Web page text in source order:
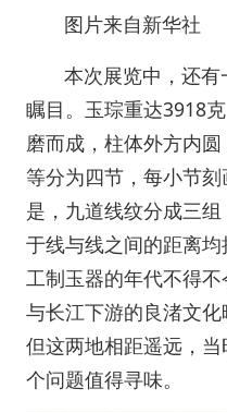
图片来自新华社
本次展览中，还
瞩目。玉琮重达3918
磨而成，柱体外方内
等分为四节，每小节
是，九道线纹分成三
于线与线之间的距离
工制玉器的年代不得
与长江下游的良渚文化
但这两地相距遥远，
个问题值得寻味。